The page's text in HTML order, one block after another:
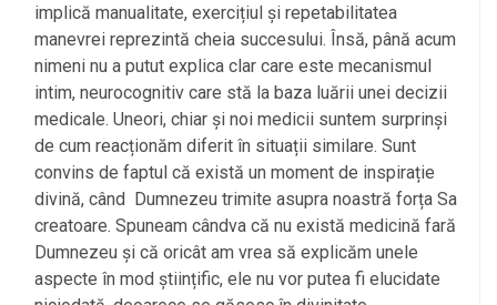
implică manualitate, exercițiul și repetabilitatea
manevrei reprezintă cheia succesului. Însă, până acum
nimeni nu a putut explica clar care este mecanismul
intim, neurocognitiv care stă la baza luării unei decizii
medicale. Uneori, chiar și noi medicii suntem surprinși
de cum reacționăm diferit în situații similare. Sunt
convins de faptul că există un moment de inspirație
divină, când Dumnezeu trimite asupra noastră forța Sa
creatoare. Spuneam cândva că nu există medicină fară
Dumnezeu și că oricât am vrea să explicăm unele
aspecte în mod științific, ele nu vor putea fi elucidate